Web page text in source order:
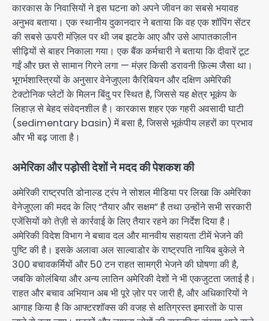
कारकास के निवासियों ने इस घटना को अपने जीवन का सबसे भयावह
अनुभव बताया। एक स्थानीय दुकानदार ने बताया कि वह एक शॉपिंग सेंटर
की सबसे ऊपरी मंज़िल पर थी जब झटके आए और उसे आपातकालीन
सीढ़ियों से बाहर निकाला गया। एक बैंक कर्मचारी ने बताया कि दीवारें टूट
गईं और छत से सामान गिरने लगा — मंज़र किसी डरावनी फ़िल्म जैसा था।
भूगर्भशास्त्रियों के अनुसार वेनेजुएला कैरिबियन और दक्षिण अमेरिकी
टेक्टोनिक प्लेटों के मिलन बिंदु पर स्थित है, जिससे यह क्षेत्र भूकंप के
लिहाज़ से बेहद संवेदनशील है। कारकास शहर एक गहरी अवसादी घाटी
(sedimentary basin) में बसा है, जिससे भूकंपीय लहरों का प्रभाव
और भी बढ़ जाता है।
अमेरिका और पड़ोसी देशों ने मदद की पेशकश की
अमेरिकी राष्ट्रपति डोनाल्ड ट्रंप ने सोशल मीडिया पर लिखा कि अमेरिका
वेनेजुएला की मदद के लिए “तैयार और सक्षम” है तथा उन्होंने सभी सरकारी
एजेंसियों को तेज़ी से कार्रवाई के लिए तैयार रहने का निर्देश दिया है।
अमेरिकी विदेश विभाग ने बचाव दल और मानवीय सहायता टीमें भेजने की
पुष्टि की है। इसके अलावा अल साल्वाडोर के राष्ट्रपति नायिब बुकेले ने
300 बचावकर्मियों और 50 टन राहत सामग्री भेजने की घोषणा की है,
जबकि कोलंबिया और अन्य लातिन अमेरिकी देशों ने भी एकजुटता जताई है।
राहत और बचाव अभियान अब भी पूरे ज़ोर पर जारी है, और अधिकारियों ने
आगाह किया है कि आफ्टरशॉक्स की वजह से क्षतिग्रस्त इमारतों के पास